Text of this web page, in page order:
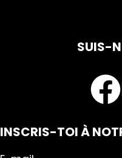
SUIS-
INSCRIS-TOI À